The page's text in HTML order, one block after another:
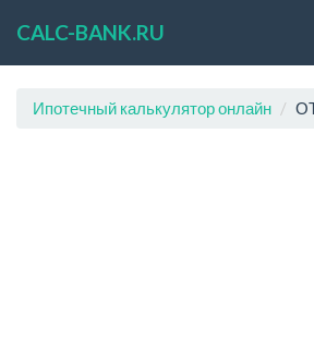
CALC-BANK.RU
Ипотечный калькулятор онлайн